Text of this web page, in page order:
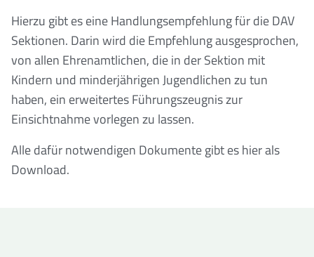
Hierzu gibt es eine Handlungsempfehlung für die DAV
Sektionen. Darin wird die Empfehlung ausgesprochen,
von allen Ehrenamtlichen, die in der Sektion mit
Kindern und minderjährigen Jugendlichen zu tun
haben, ein erweitertes Führungszeugnis zur
Einsichtnahme vorlegen zu lassen.
Alle dafür notwendigen Dokumente gibt es hier als
Download.